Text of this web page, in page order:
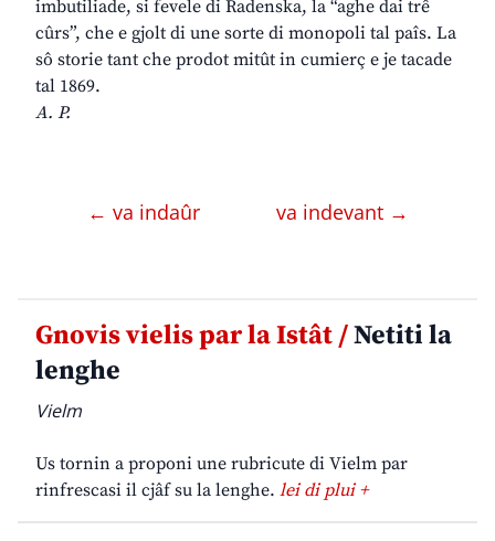
imbutiliade, si fevele di Radenska, la “aghe dai trê
cûrs”, che e gjolt di une sorte di monopoli tal paîs. La
sô storie tant che prodot mitût in cumierç e je tacade
tal 1869.
A. P.
← va indaûr va indevant →
Gnovis vielis par la Istât /Netiti la
lenghe
Vielm
Us tornin a proponi une rubricute di Vielm par
rinfrescasi il cjâf su la lenghe. lei di plui +